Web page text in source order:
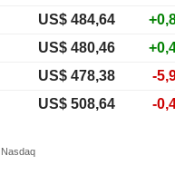
US$ 484,64
US$ 480,46
US$ 478,38 -
US$ 508,64 -